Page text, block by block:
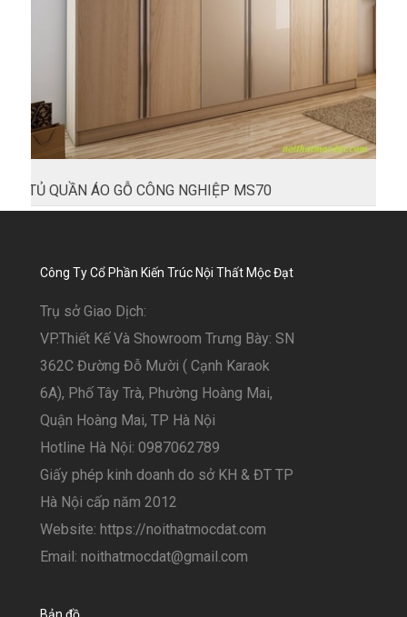
TỦ QUẦN ÁO GỖ CÔNG NGHIỆP MS70
Công Ty Cổ Phần Kiến Trúc Nội Thất Mộc Đạt
Trụ sở Giao Dịch:
VP.Thiết Kế Và Showroom Trưng Bày: SN
362C Đường Đỗ Mười ( Cạnh Karaok
6A), Phố Tây Trà, Phường Hoàng Mai,
Quận Hoàng Mai, TP Hà Nội
Hotline Hà Nội: 0987062789
Giấy phép kinh doanh do sở KH & ĐT TP
Hà Nội cấp năm 2012
Website: https://noithatmocdat.com
Email: noithatmocdat@gmail.com
Bản đồ